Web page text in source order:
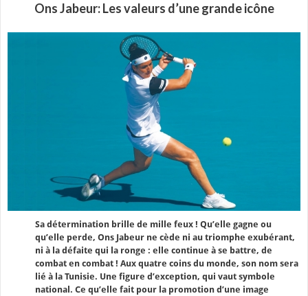
Ons Jabeur: Les valeurs d’une grande icône
Sa détermination brille de mille feux ! Qu’elle gagne ou
qu’elle perde, Ons Jabeur ne cède ni au triomphe exubérant,
ni à la défaite qui la ronge : elle continue à se battre, de
combat en combat ! Aux quatre coins du monde, son nom sera
lié à la Tunisie. Une figure d’exception, qui vaut symbole
national. Ce qu’elle fait pour la promotion d’une image